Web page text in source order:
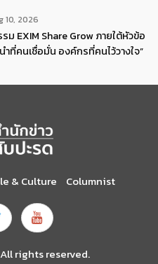
10, 2026
ม EXIM Share Grow ภายใต้หัวข้อ
ที่คนเชื่อมั่น องค์กรที่คนไว้วางใจ”
& Culture Columnist
rights reserved.